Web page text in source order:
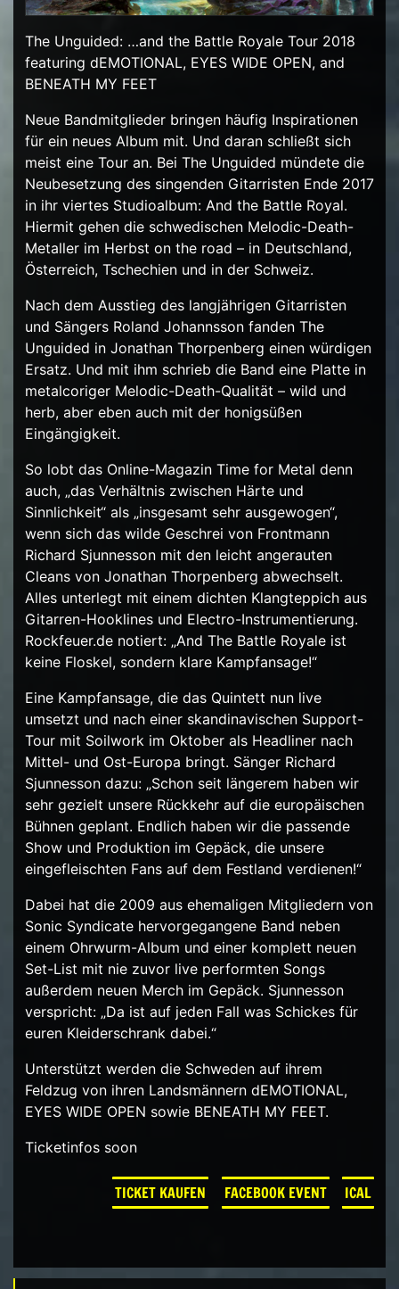
The Unguided: …and the Battle Royale Tour 2018
featuring dEMOTIONAL, EYES WIDE OPEN, and
BENEATH MY FEET
Neue Bandmitglieder bringen häufig Inspirationen
für ein neues Album mit. Und daran schließt sich
meist eine Tour an. Bei The Unguided mündete die
Neubesetzung des singenden Gitarristen Ende 2017
in ihr viertes Studioalbum: And the Battle Royal.
Hiermit gehen die schwedischen Melodic-Death-
Metaller im Herbst on the road – in Deutschland,
Österreich, Tschechien und in der Schweiz.
Nach dem Ausstieg des langjährigen Gitarristen
und Sängers Roland Johannsson fanden The
Unguided in Jonathan Thorpenberg einen würdigen
Ersatz. Und mit ihm schrieb die Band eine Platte in
metalcoriger Melodic-Death-Qualität – wild und
herb, aber eben auch mit der honigsüßen
Eingängigkeit.
So lobt das Online-Magazin Time for Metal denn
auch, „das Verhältnis zwischen Härte und
Sinnlichkeit“ als „insgesamt sehr ausgewogen“,
wenn sich das wilde Geschrei von Frontmann
Richard Sjunnesson mit den leicht angerauten
Cleans von Jonathan Thorpenberg abwechselt.
Alles unterlegt mit einem dichten Klangteppich aus
Gitarren-Hooklines und Electro-Instrumentierung.
Rockfeuer.de notiert: „And The Battle Royale ist
keine Floskel, sondern klare Kampfansage!“
Eine Kampfansage, die das Quintett nun live
umsetzt und nach einer skandinavischen Support-
Tour mit Soilwork im Oktober als Headliner nach
Mittel- und Ost-Europa bringt. Sänger Richard
Sjunnesson dazu: „Schon seit längerem haben wir
sehr gezielt unsere Rückkehr auf die europäischen
Bühnen geplant. Endlich haben wir die passende
Show und Produktion im Gepäck, die unsere
eingefleischten Fans auf dem Festland verdienen!“
Dabei hat die 2009 aus ehemaligen Mitgliedern von
Sonic Syndicate hervorgegangene Band neben
einem Ohrwurm-Album und einer komplett neuen
Set-List mit nie zuvor live performten Songs
außerdem neuen Merch im Gepäck. Sjunnesson
verspricht: „Da ist auf jeden Fall was Schickes für
euren Kleiderschrank dabei.“
Unterstützt werden die Schweden auf ihrem
Feldzug von ihren Landsmännern dEMOTIONAL,
EYES WIDE OPEN sowie BENEATH MY FEET.
Ticketinfos soon
TICKET KAUFEN FACEBOOK EVENT ICAL